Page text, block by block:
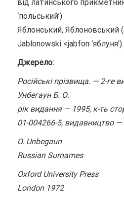
від латинського
‘польський’)
Яблонський, Яблоновський
Jablonowski <jabfon ‘яблуня’).
Джерело:
Російські прізвища. — 2-ге
Унбегаун Б. О.
рік видання — 1995, к-ть
01-004266-5, видавництво —
O. Unbegaun
Russian Surnames
Oxford University Press
London 1972